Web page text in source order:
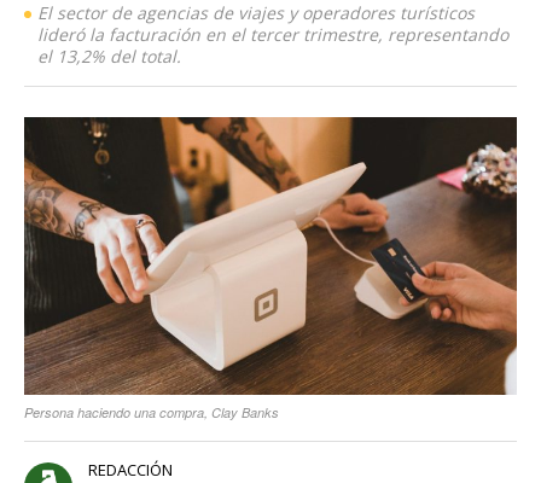
El sector de agencias de viajes y operadores turísticos
lideró la facturación en el tercer trimestre, representando
el 13,2% del total.
Persona haciendo una compra, Clay Banks
REDACCIÓN